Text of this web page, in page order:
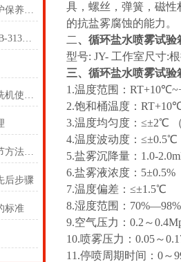
耐辐照试验机使用环境及维护保养方法
区分UVA-340紫外灯管、UVB-313紫外老化灯管和UVC365紫外杀菌灯管
如何才能正确延长超声波清洗机使用寿命
臭氧老化试验箱中气流的调节方法是?
后步骤
标准
具，螺丝，弹簧，磁
的抗盐雾腐蚀的能力。
二、 循环盐水喷雾试验
型号: JY- 工作室尺寸:
三、循环盐水喷雾试验
1.温度范围：
2.饱和桶温度：
3.温度均匀度：≤±2℃
4.温度波动度：≤±0.5℃
5.盐雾沉降量：1.0-
6.盐雾液浓度：
7.温度偏差：≤±1.5℃
8.湿度范围：
9.空气压力：0.2～
10.喷雾压力：0.05～
11.停喷周期时间：0～